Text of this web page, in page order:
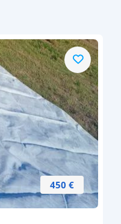
450 €